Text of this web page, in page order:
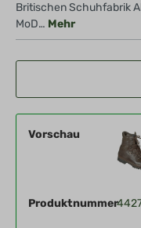
Britischen Schuhfabrik
MoD… Mehr
Vorschau
Produktnummer